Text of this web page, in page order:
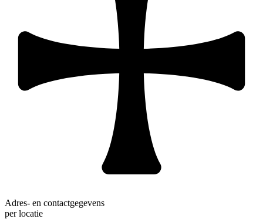
Adres- en contactgegevens
per locatie